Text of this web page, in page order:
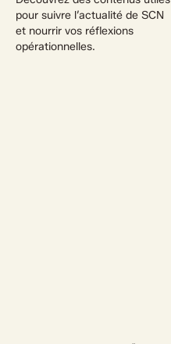
pour suivre l’actualité de SCN
et nourrir vos réflexions
opérationnelles.